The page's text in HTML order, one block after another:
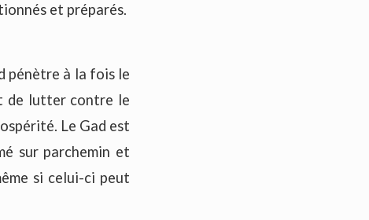
et préparés.
pénètre à la fois le
de lutter contre le
Le Gad est
sur parchemin et
si celui-ci peut